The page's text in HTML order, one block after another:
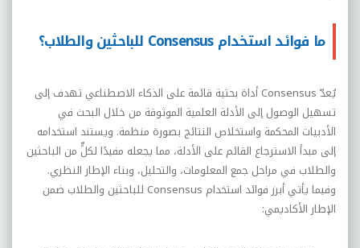
ما فوائد استخدام Consensus للباحثين والطلاب؟
يُعدّ Consensusأداة بحثية قائمة على الذكاء الاصطناعي تهدف إلى
تسهيل الوصول إلى الأدلة العلمية الموثوقة من خلال البحث في
الأدبيات المحكمة واستخلاص النتائج بصورة منظمة. ويستند استخدامه
إلى مبدأ الاسترجاع القائم على الأدلة، مما يجعله مفيدًا لكلٍّ من الباحثين
والطلاب في مراحل جمع المعلومات، والتحليل، وبناء الإطار النظري.
وفيما يأتي أبرز فوائد استخدام Consensus للباحثين والطلاب ضمن
الإطار الأكاديمي: